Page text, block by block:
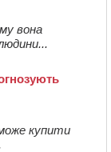
вона
купити